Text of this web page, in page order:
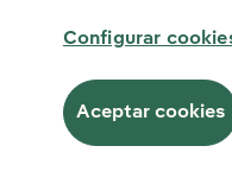
Configurar
Aceptar cookies